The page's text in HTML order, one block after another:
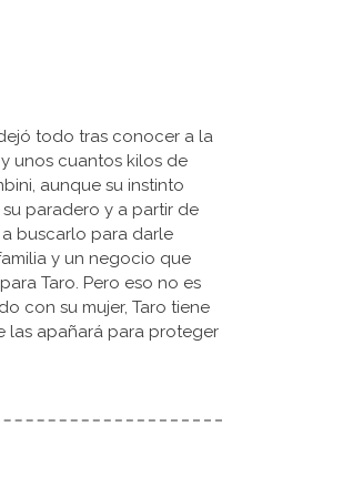
todo tras conocer a la
unos cuantos kilos de
aunque su instinto
paradero y a partir de
buscarlo para darle
y un negocio que
Taro. Pero eso no es
con su mujer, Taro tiene
las apañará para proteger